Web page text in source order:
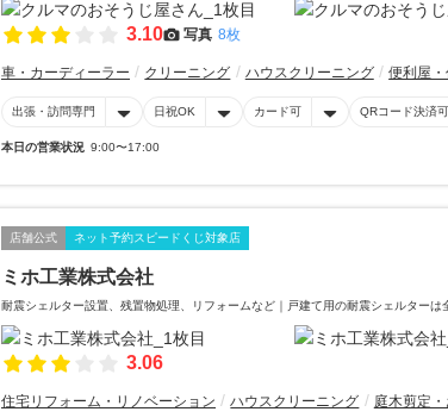
3.10 写真 8枚
車・カーディーラー クリーニング ハウスクリーニング 便利屋
出張・訪問専門 日祝OK カード可 QRコード決済可
本日の営業状況 9:00〜17:00
店舗公式 ネット予約スピードくじ対象店
ミホ工業株式会社
耐震シェルター設置、残置物処理、リフォームなど｜戸建て用の耐震シェルター
3.06
住宅リフォーム・リノベーション ハウスクリーニング 庭木剪定